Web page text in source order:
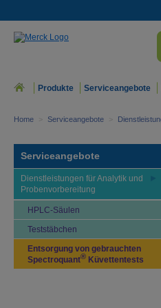
Produkte Serviceangebote
Home > Serviceangebote >
Serviceangebote
Dienstleistungen für Analytik und
Probenvorbereitung
HPLC-Säulen
Teststäbchen
Entsorgung von gebrauchten
Spectroquant® Küvettentests